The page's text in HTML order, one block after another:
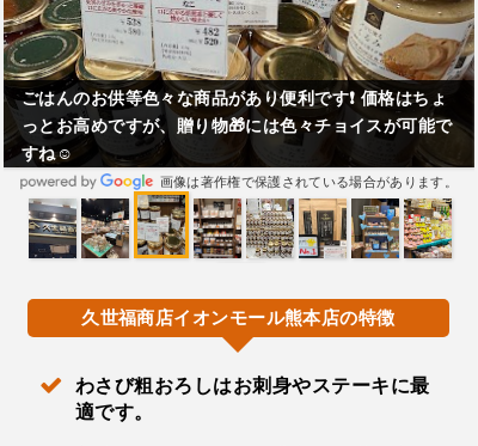
ごはんのお供等色々な商品があり便利です❗ 価格はちょ
っとお高めですが、贈り物🎁には色々チョイスが可能で
すね☺️
画像は著作権で保護されている場合があります。
久世福商店イオンモール熊本店の特徴
わさび粗おろしはお刺身やステーキに最
適です。